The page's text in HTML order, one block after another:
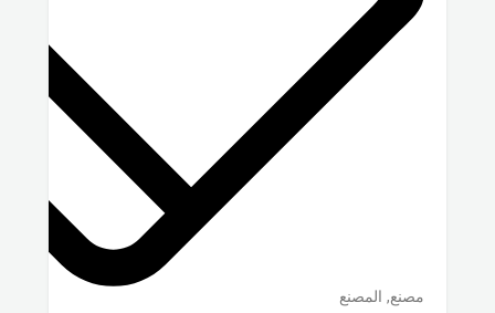
مصنع, المصنع